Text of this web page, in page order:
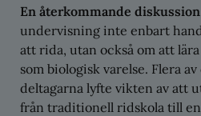
En återkommande diskussion
undervisning inte enbart
att rida, utan också om att
som biologisk varelse. Flera
deltagarna lyfte vikten av att
från traditionell ridskola till